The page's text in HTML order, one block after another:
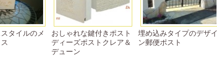
タイルのメ
おしゃれな鍵付きポスト
ディーズポストクレア＆
デューン
埋め込みタイプのデザイ
ン郵便ポスト